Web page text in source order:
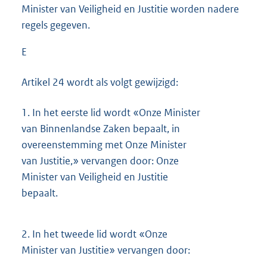
Minister van Veiligheid en Justitie worden nadere
regels gegeven.
E
Artikel 24 wordt als volgt gewijzigd:
1. In het eerste lid wordt «Onze Minister
van Binnenlandse Zaken bepaalt, in
overeenstemming met Onze Minister
van Justitie,» vervangen door: Onze
Minister van Veiligheid en Justitie
bepaalt.
2. In het tweede lid wordt «Onze
Minister van Justitie» vervangen door: